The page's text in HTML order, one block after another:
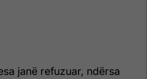
janë refuzuar, ndërsa